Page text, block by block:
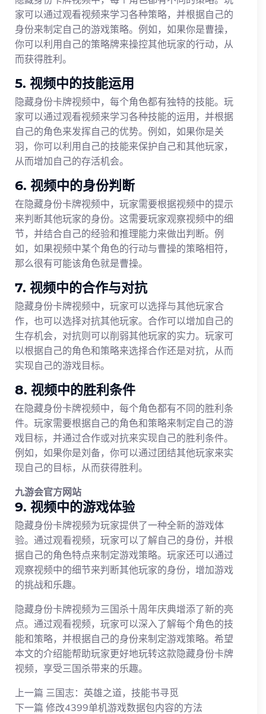
家可以通过观看视频来学习各种策略，并根据自己的
身份来制定自己的游戏策略。例如，如果你是曹操，
你可以利用自己的策略牌来操控其他玩家的行动，从
而获得胜利。
5. 视频中的技能运用
隐藏身份卡牌视频中，每个角色都有独特的技能。玩
家可以通过观看视频来学习各种技能的运用，并根据
自己的角色来发挥自己的优势。例如，如果你是关
羽，你可以利用自己的技能来保护自己和其他玩家，
从而增加自己的存活机会。
6. 视频中的身份判断
在隐藏身份卡牌视频中，玩家需要根据视频中的提示
来判断其他玩家的身份。这需要玩家观察视频中的细
节，并结合自己的经验和推理能力来做出判断。例
如，如果视频中某个角色的行动与曹操的策略相符，
那么很有可能该角色就是曹操。
7. 视频中的合作与对抗
隐藏身份卡牌视频中，玩家可以选择与其他玩家合
作，也可以选择对抗其他玩家。合作可以增加自己的
生存机会，对抗则可以削弱其他玩家的实力。玩家可
以根据自己的角色和策略来选择合作还是对抗，从而
实现自己的游戏目标。
8. 视频中的胜利条件
在隐藏身份卡牌视频中，每个角色都有不同的胜利条
件。玩家需要根据自己的角色和策略来制定自己的游
戏目标，并通过合作或对抗来实现自己的胜利条件。
例如，如果你是刘备，你可以通过团结其他玩家来实
现自己的目标，从而获得胜利。
九游会官方网站
9. 视频中的游戏体验
隐藏身份卡牌视频为玩家提供了一种全新的游戏体
验。通过观看视频，玩家可以了解自己的身份，并根
据自己的角色特点来制定游戏策略。玩家还可以通过
观察视频中的细节来判断其他玩家的身份，增加游戏
的挑战和乐趣。
隐藏身份卡牌视频为三国杀十周年庆典增添了新的亮
点。通过观看视频，玩家可以深入了解每个角色的技
能和策略，并根据自己的身份来制定游戏策略。希望
本文的介绍能帮助玩家更好地玩转这款隐藏身份卡牌
视频，享受三国杀带来的乐趣。
上一篇 三国志：英雄之道，技能书寻觅
下一篇 修改4399单机游戏数据包内容的方法